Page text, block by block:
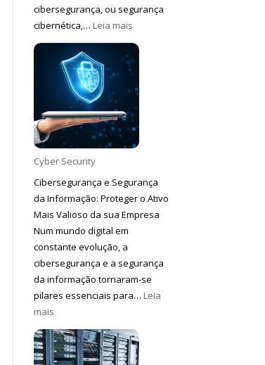
cibersegurança, ou segurança
cibernética,… Leia mais
Diferenças
entre
Cibersegurança
e
Segurança
da
Cyber Security
Cibersegurança e Segurança
da Informação: Proteger o Ativo
Mais Valioso da sua Empresa
Num mundo digital em
constante evolução, a
cibersegurança e a segurança
da informação tornaram-se
pilares essenciais para… Leia
mais
Cyber
Security